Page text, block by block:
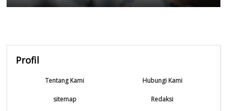
Profil
Tentang Kami Hubungi Kami
sitemap Redaksi